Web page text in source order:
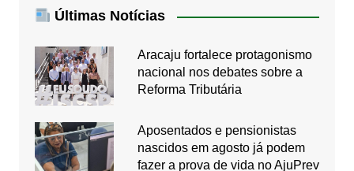
Últimas Notícias
Aracaju fortalece protagonismo
nacional nos debates sobre a
Reforma Tributária
Aposentados e pensionistas
nascidos em agosto já podem
fazer a prova de vida no AjuPrev